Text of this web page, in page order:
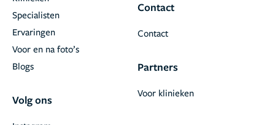
Specialisten
Ervaringen
Voor en na foto’s
Blogs
Volg ons
Contact
Contact
Partners
Voor klinieken